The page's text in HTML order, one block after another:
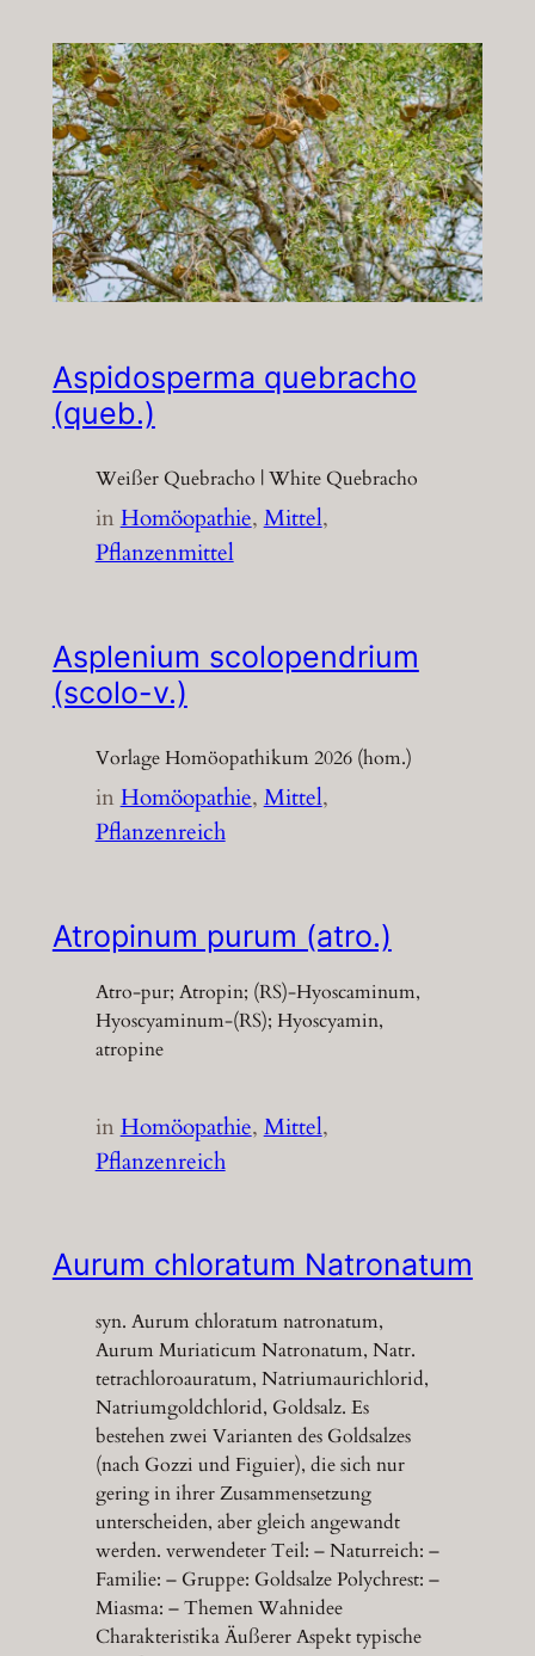
Aspidosperma quebracho
(queb.)
Weißer Quebracho | White Quebracho
inHomöopathie, Mittel
Pflanzenmittel
Asplenium scolopendrium
(scolo-v.)
Vorlage Homöopathikum 2026 (hom.)
inHomöopathie, Mittel
Pflanzenreich
Atropinum purum (atro.)
Atro-pur; Atropin; (RS)-Hyoscaminum,
Hyoscyaminum-(RS); Hyoscyamin,
atropine
inHomöopathie, Mittel
Pflanzenreich
Aurum chloratum Natronatum
syn. Aurum chloratum natronatum,
Aurum Muriaticum Natronatum, Natr.
tetrachloroauratum, Natriumaurichlorid,
Natriumgoldchlorid, Goldsalz. Es
bestehen zwei Varianten des Goldsalzes
(nach Gozzi und Figuier), die sich nur
gering in ihrer Zusammensetzung
unterscheiden, aber gleich angewandt
werden. verwendeter Teil: – Naturreich: –
Familie: – Gruppe: Goldsalze Polychrest: –
Miasma: – Themen Wahnidee
Charakteristika Äußerer Aspekt typische